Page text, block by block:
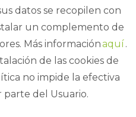
datos se recopilen con
un complemento de
Más informaciónaquí.
de las cookies de
no impide la efectiva
parte del Usuario.